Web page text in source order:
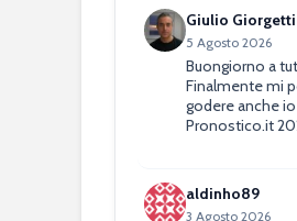
Giulio Giorgetti
5 Agosto 2026
Buongiorno a
Finalmente mi
godere anche io
Pronostico.it
aldinho89
3 Agosto 2026